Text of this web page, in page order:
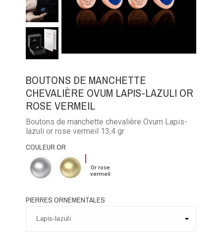
BOUTONS DE MANCHETTE
CHEVALIÈRE OVUM LAPIS-LAZULI OR
ROSE VERMEIL
Boutons de manchette chevalière Ovum Lapis-
lazuli or rose vermeil 13,4 gr
COULEUR OR
Argent
palladié
Or
jaune
rose
Or rose
vermeil
PIERRES ORNEMENTALES